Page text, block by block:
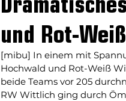
und Rot-
[mibu] In einem mit
Hochwald und Rot-Weiß
beide Teams vor 205
RW Wittlich ging durch